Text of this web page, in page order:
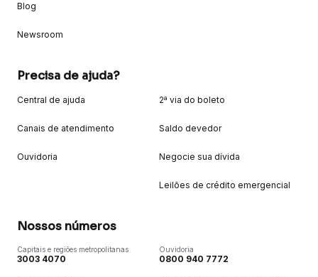
Blog
Newsroom
Precisa de ajuda?
Central de ajuda
Canais de atendimento
Ouvidoria
2ª via do boleto
Saldo devedor
Negocie sua dívida
Leilões de crédito emergencial
Nossos números
Capitais e regiões metropolitanas
3003 4070
Ouvidoria
0800 940 7772